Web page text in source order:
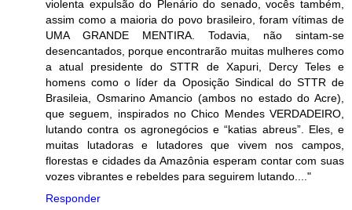
violenta expulsão do Plenário do senado, vocês também,
assim como a maioria do povo brasileiro, foram vítimas de
UMA GRANDE MENTIRA. Todavia, não sintam-se
desencantados, porque encontrarão muitas mulheres como
a atual presidente do STTR de Xapuri, Dercy Teles e
homens como o líder da Oposição Sindical do STTR de
Brasileia, Osmarino Amancio (ambos no estado do Acre),
que seguem, inspirados no Chico Mendes VERDADEIRO,
lutando contra os agronegócios e “katias abreus”. Eles, e
muitas lutadoras e lutadores que vivem nos campos,
florestas e cidades da Amazônia esperam contar com suas
vozes vibrantes e rebeldes para seguirem lutando...."
Responder